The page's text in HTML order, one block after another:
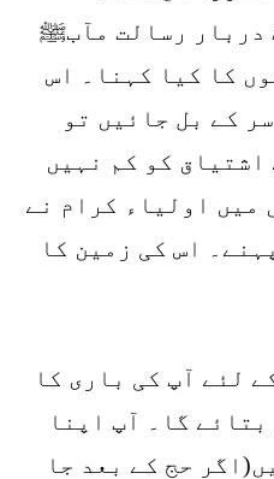
دربار رسالت مآبﷺ
کا کیا کہنا۔ اس
کے بل جائیں تو
اشتیاق کو کم نہیں
میں اولیاء کرام نے
اس کی زمین کا
لئے آپ کی باری کا
گا۔ آپ اپنا
حج کے بعد جا